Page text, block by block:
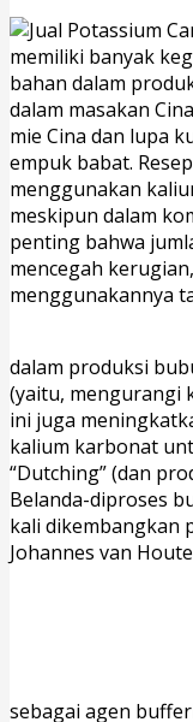
memiliki banyak
bahan dalam
dalam masakan
mie Cina dan lupa
empuk babat.
menggunakan
meskipun dalam
penting bahwa
mencegah
menggunakannya
dalam produksi
(yaitu, mengurangi
ini juga
kalium karbonat
“Dutching” (dan
Belanda-diproses
kali dikembangkan
Johannes van
sebagai agen